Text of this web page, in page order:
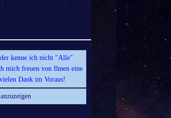
kenne ich nicht "Alle"
mich freuen von Ihnen eine
Dank im Voraus!